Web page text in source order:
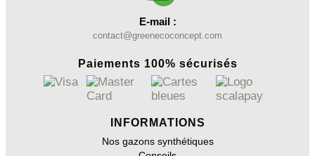
E-mail :
contact@greenecoconcept.com
Paiements 100% sécurisés
INFORMATIONS
Nos gazons synthétiques